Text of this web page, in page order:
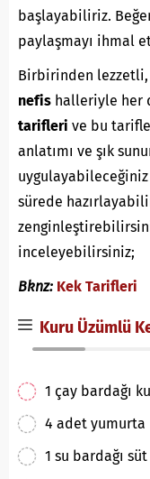
başlayabiliriz.
paylaşmayı ihmal
Birbirinden
nefis halleriyle her
tarifleri ve bu
anlatımı ve şık
sürede
inceleyebilirsiniz;
Bknz: Kek Tarifleri
Kuru Üzümlü
1 çay bardağı
4 adet yumurta
1 su bardağı süt